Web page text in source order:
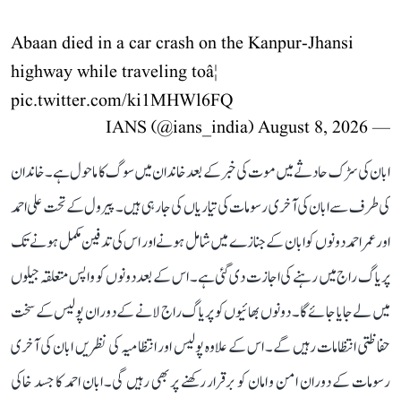
Abaan died in a car crash on the Kanpur-Jhansi
highway while traveling toâ¦
pic.twitter.com/ki1MHWl6FQ
— IANS (@ians_india)
August 8, 2026
ابان کی سڑک حادثے میں موت کی خبر کے بعد خاندان میں سوگ کا ماحول ہے۔ خاندان
کی طرف سے ابان کی آخری رسومات کی تیاریاں کی جا رہی ہیں۔ پیرول کے تحت علی احمد
اور عمر احمد دونوں کو ابان کے جنازے میں شامل ہونے اور اس کی تدفین مکمل ہونے تک
پریاگ راج میں رہنے کی اجازت دی گئی ہے۔ اس کے بعد دونوں کو واپس متعلقہ جیلوں
میں لے جایا جائے گا۔ دونوں بھائیوں کو پریاگ راج لانے کے دوران پولیس کے سخت
حفاظتی انتظامات رہیں گے۔ اس کے علاوہ پولیس اور انتظامیہ کی نظریں ابان کی آخری
رسومات کے دوران امن و امان کو برقرار رکھنے پر بھی رہیں گی۔ ابان احمد کا جسد خاکی